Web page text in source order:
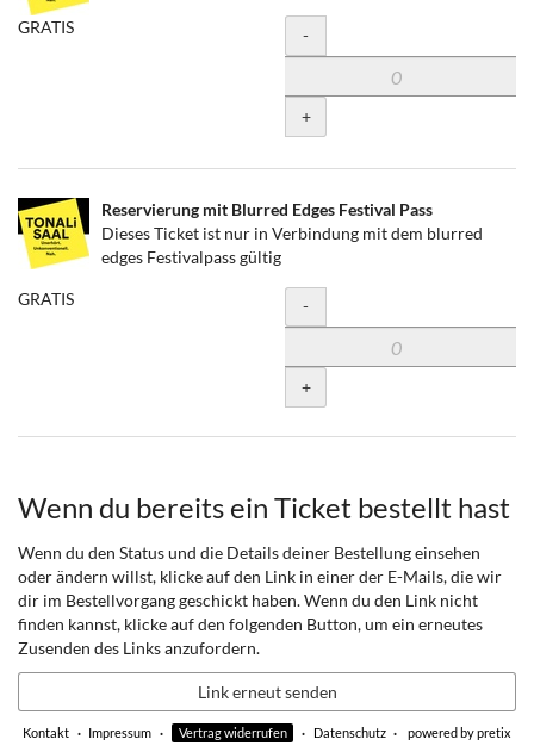
GRATIS Menge
-
+
Reservierung mit Blurred Edges Festival Pass
Dieses Ticket ist nur in Verbindung mit dem blurred
edges Festivalpass gültig
GRATIS Menge
-
+
Wenn du bereits ein Ticket bestellt hast
Wenn du den Status und die Details deiner Bestellung einsehen
oder ändern willst, klicke auf den Link in einer der E-Mails, die wir
dir im Bestellvorgang geschickt haben. Wenn du den Link nicht
finden kannst, klicke auf den folgenden Button, um ein erneutes
Zusenden des Links anzufordern.
Link erneut senden
Kontakt Impressum Vertrag widerrufen Datenschutz powered by pretix